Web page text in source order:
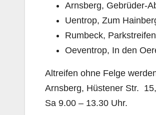
Arnsberg,
Uentrop, Zum
Rumbeck,
Oeventrop, In den
Altreifen ohne Felge
Arnsberg, Hüstener Str.
Sa 9.00 – 13.30 Uhr.